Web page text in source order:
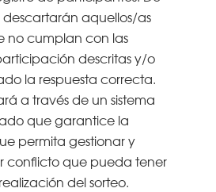
aquellos/as
no cumplan con las
descritas y/o
la respuesta correcta.
a través de un sistema
que garantice la
permita gestionar y
conflicto que pueda tener
del sorteo.